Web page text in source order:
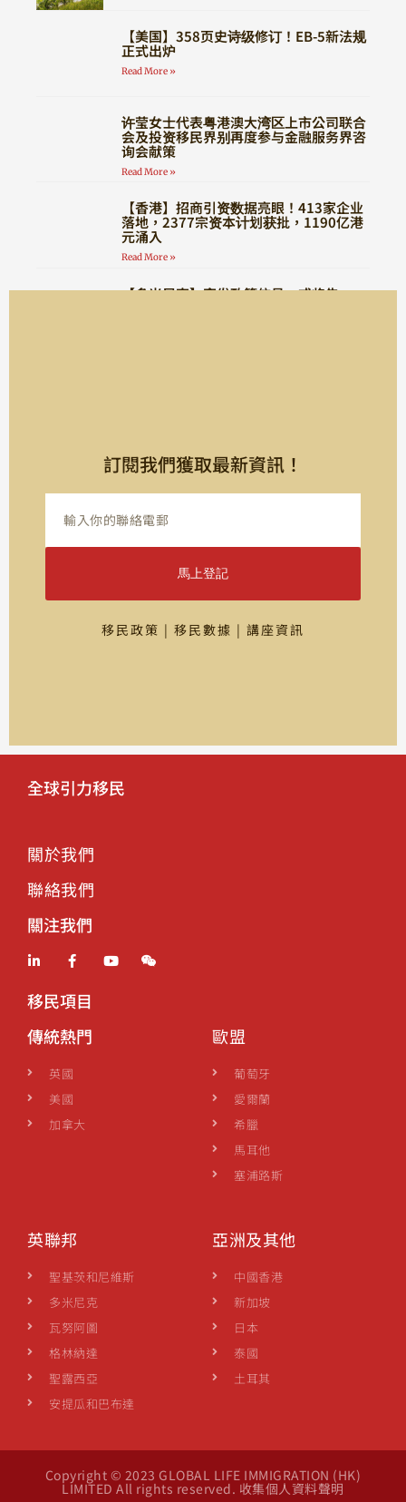
【美国】358页史诗级修订！EB-5新法规
正式出炉
Read More »
许莹女士代表粤港澳大湾区上市公司联合
会及投资移民界别再度参与金融服务界咨
询会献策
Read More »
【香港】招商引资数据亮眼！413家企业
落地，2377宗资本计划获批，1190亿港
元涌入
Read More »
【多米尼克】突发政策信号，或将告
訂閱我們獲取最新資訊！
馬上登記
移民政策 | 移民數據 | 講座資訊
全球引力移民
關於我們
聯絡我們
關注我們
移民項目
傳統熱門
英國
美國
加拿大
歐盟
葡萄牙
愛爾蘭
希臘
馬耳他
塞浦路斯
英聯邦
聖基茨和尼維斯
多米尼克
瓦努阿圖
格林納達
聖露西亞
安提瓜和巴布達
亞洲及其他
中國香港
新加坡
日本
泰國
土耳其
Copyright © 2023 GLOBAL LIFE IMMIGRATION (HK)
LIMITED All rights reserved. 收集個人資料聲明